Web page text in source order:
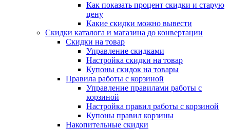
Как показать процент скидки и старую
цену
Какие скидки можно вывести
Скидки каталога и магазина до конвертации
Скидки на товар
Управление скидками
Настройка скидки на товар
Купоны скидок на товары
Правила работы с корзиной
Управление правилами работы с
корзиной
Настройка правил работы с корзиной
Купоны правил корзины
Накопительные скидки